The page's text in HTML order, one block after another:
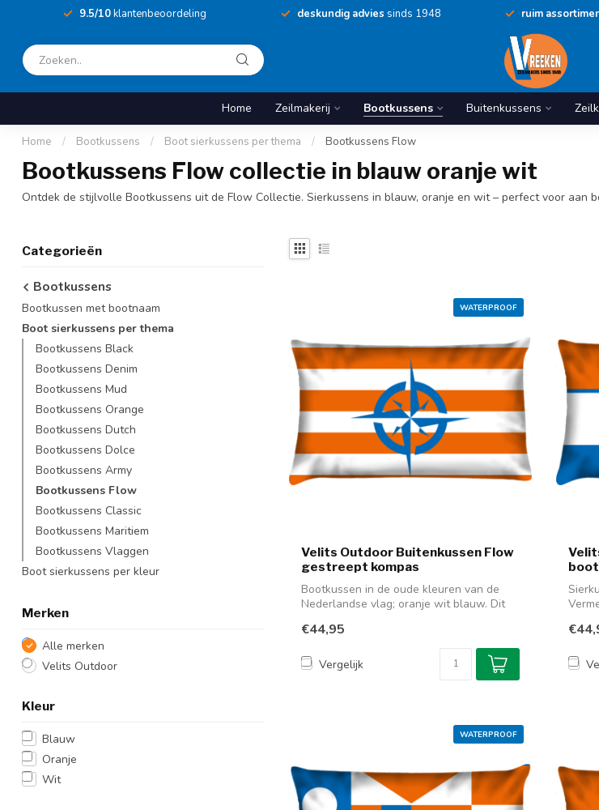
9.5/10klantenbeoordeling deskundig advies sinds 1948 ruim
Home Zeilmakerij Bootkussens Buitenkussens
Home / Bootkussens / Boot sierkussens per thema / Bootkussens Flow
Bootkussens Flow collectie in blauw oranje wit
Ontdek de stijlvolle Bootkussens uit de Flow Collectie. Sierkussens in blauw, oranje en wit – perfect voor aan
Categorieën
Bootkussens
Bootkussen met bootnaam
Boot sierkussens per thema
Bootkussens Black
Bootkussens Denim
Bootkussens Mud
Bootkussens Orange
Bootkussens Dutch
Bootkussens Dolce
Bootkussens Army
Bootkussens Flow
Bootkussens Classic
Bootkussens Maritiem
Bootkussens Vlaggen
Boot sierkussens per kleur
Merken
Alle merken
Velits Outdoor
Kleur
Blauw
Oranje
Wit
WATERPROOF
Velits Outdoor Buitenkussen Flow
gestreept kompas
Bootkussen in de oude kleuren van de
Nederlandse vlag; oranje wit blauw. Dit
€44,95
Vergelijk
WATERPROOF